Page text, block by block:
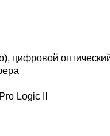
цифровой
Logic II